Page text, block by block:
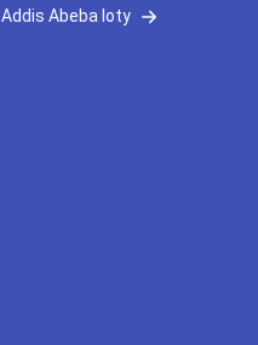
Addis Abeba loty